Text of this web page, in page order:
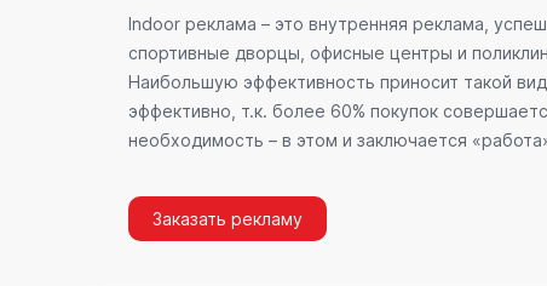
Indoor реклама – это внутренняя реклама,
спортивные дворцы, офисные центры и
Наибольшую эффективность приносит такой
эффективно, т.к. более 60% покупок
необходимость – в этом и заключается
Заказать рекламу